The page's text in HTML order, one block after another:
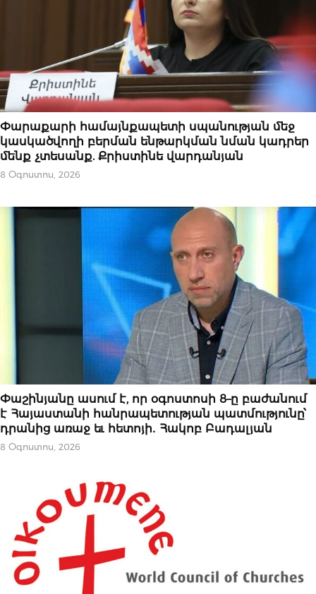
ՀՐԱՊԱՐԱԿԱԽՈՍՈՒԹՅՈՒՆ
Փարաքարի համայնքապետի սպանության մեջ
կասկածվողի բերման ենթարկման նման կադրեր
մենք չտեսանք. Քրիստինե վարդանյան
8 Օգոստոս, 2026
ԿԱՐԵՎՈՐԸ
Փաշինյանը ասում է, որ օգոստոսի 8–ը բաժանում
է Հայաստանի հանրապետության պատմությունը՝
դրանից առաջ եւ հետոյի․ Հակոբ Բադալյան
8 Օգոստոս, 2026